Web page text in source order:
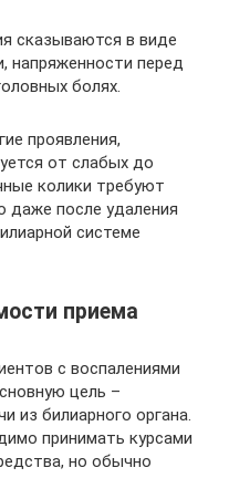
сказываются в виде
напряженности перед
болях.
проявления,
от слабых до
колики требуют
даже после удаления
системе
приема
с воспалениями
цель –
из билиарного органа.
принимать курсами
но обычно